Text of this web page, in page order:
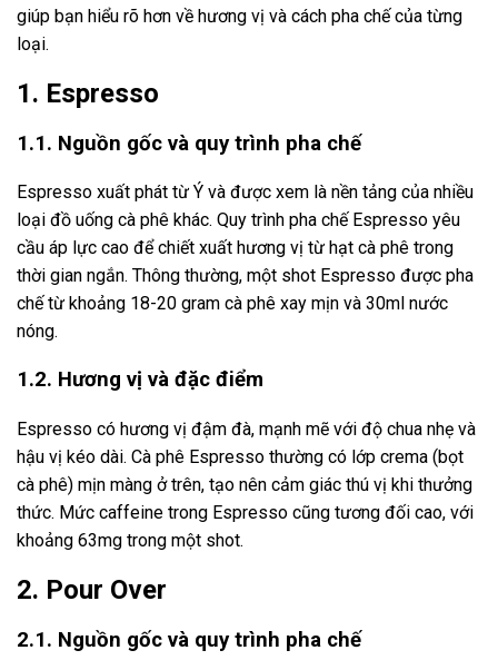
giúp bạn hiểu rõ hơn về hương vị và cách pha chế của từng
loại.
1. Espresso
1.1. Nguồn gốc và quy trình pha chế
Espresso xuất phát từ Ý và được xem là nền tảng của nhiều
loại đồ uống cà phê khác. Quy trình pha chế Espresso yêu
cầu áp lực cao để chiết xuất hương vị từ hạt cà phê trong
thời gian ngắn. Thông thường, một shot Espresso được pha
chế từ khoảng 18-20 gram cà phê xay mịn và 30ml nước
nóng.
1.2. Hương vị và đặc điểm
Espresso có hương vị đậm đà, mạnh mẽ với độ chua nhẹ và
hậu vị kéo dài. Cà phê Espresso thường có lớp crema (bọt
cà phê) mịn màng ở trên, tạo nên cảm giác thú vị khi thưởng
thức. Mức caffeine trong Espresso cũng tương đối cao, với
khoảng 63mg trong một shot.
2. Pour Over
2.1. Nguồn gốc và quy trình pha chế